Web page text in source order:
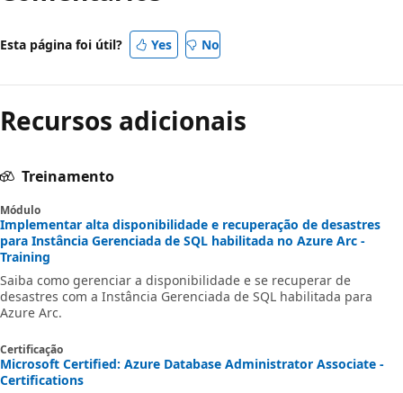
Esta página foi útil? Yes No
Recursos adicionais
Treinamento
Módulo
Implementar alta disponibilidade e recuperação de desastres
para Instância Gerenciada de SQL habilitada no Azure Arc -
Training
Saiba como gerenciar a disponibilidade e se recuperar de
desastres com a Instância Gerenciada de SQL habilitada para
Azure Arc.
Certificação
Microsoft Certified: Azure Database Administrator Associate -
Certifications